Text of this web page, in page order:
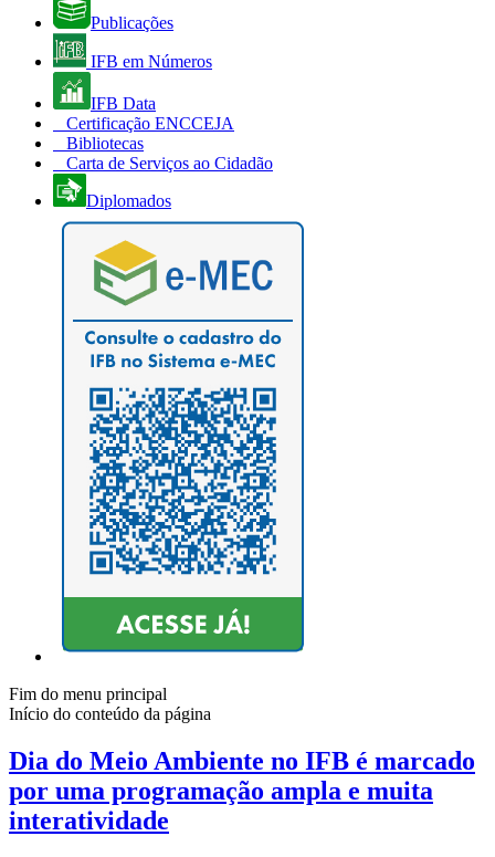
Publicações
IFB em Números
IFB Data
Certificação ENCCEJA
Bibliotecas
Carta de Serviços ao Cidadão
Diplomados
Fim do menu principal
Início do conteúdo da página
Dia do Meio Ambiente no IFB é marcado
por uma programação ampla e muita
interatividade